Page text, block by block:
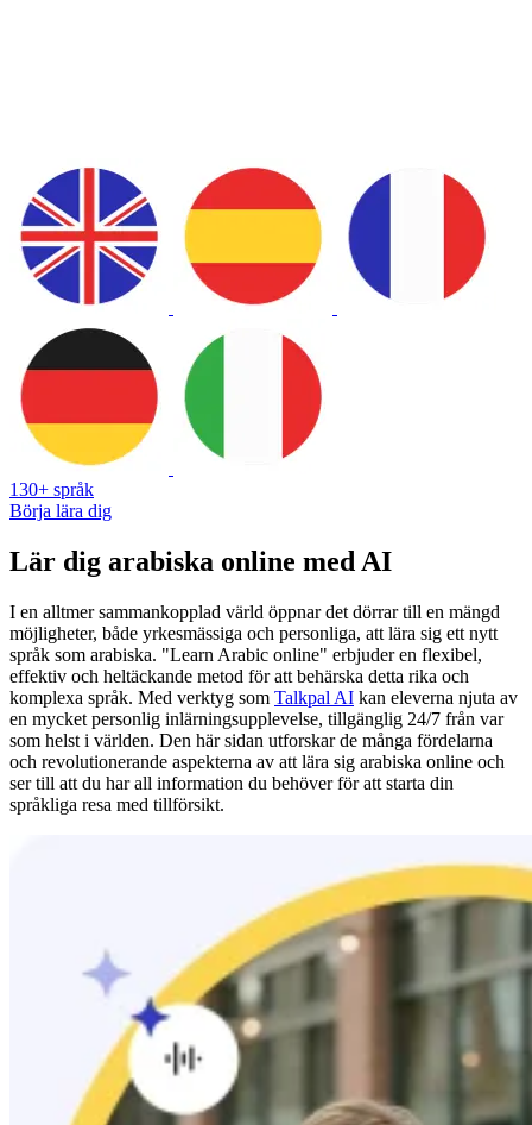
130+ språk
Börja lära dig
Lär dig arabiska online med AI
I en alltmer sammankopplad värld öppnar det dörrar till en mängd
möjligheter, både yrkesmässiga och personliga, att lära sig ett nytt
språk som arabiska. "Learn Arabic online" erbjuder en flexibel,
effektiv och heltäckande metod för att behärska detta rika och
komplexa språk. Med verktyg som Talkpal AI kan eleverna njuta av
en mycket personlig inlärningsupplevelse, tillgänglig 24/7 från var
som helst i världen. Den här sidan utforskar de många fördelarna
och revolutionerande aspekterna av att lära sig arabiska online och
ser till att du har all information du behöver för att starta din
språkliga resa med tillförsikt.